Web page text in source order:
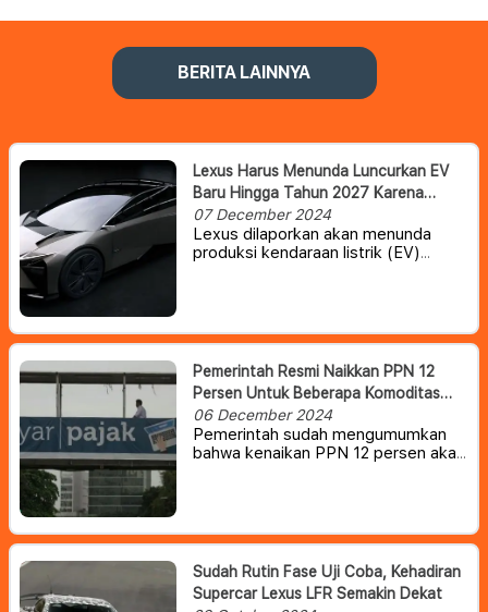
BERITA LAINNYA
Lexus Harus Menunda Luncurkan EV
Baru Hingga Tahun 2027 Karena
Toyota Masih Perlu Waktu
07 December 2024
Lexus dilaporkan akan menunda
produksi kendaraan listrik (EV)
Pemerintah Resmi Naikkan PPN 12
Persen Untuk Beberapa Komoditas
Mewah
06 December 2024
Pemerintah sudah mengumumkan
bahwa kenaikan PPN 12 persen akan
mewah.
Sudah Rutin Fase Uji Coba, Kehadiran
Supercar Lexus LFR Semakin Dekat